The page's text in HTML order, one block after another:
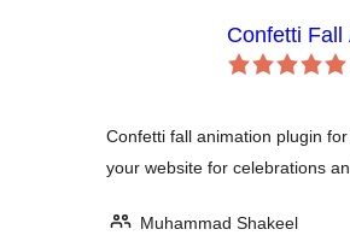
Confetti Fall
Confetti fall animation plugin
your website for celebrations
Muhammad Shakeel